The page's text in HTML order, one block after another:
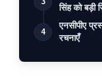
सिंह को बड़ी
4
एनसीपीए
रचनाएँ